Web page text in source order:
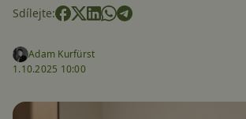
Sdílejte:
Adam Kurfürst
1.10.2025 10:00